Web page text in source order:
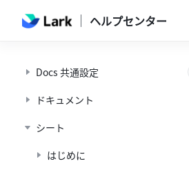
ヘルプセンター
Docs 共通設定
ドキュメント
シート
はじめに